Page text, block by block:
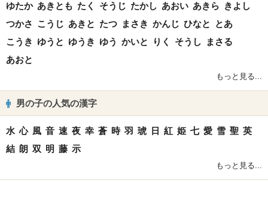
ゆたか あきとも たく そうじ たかし あおい あきら きよし
つかさ こうじ あきと たつ まさき かんじ ひなと
とあ
こうき ゆうと ゆうき ゆう かいと りく そうし
まさる
あおと
もっと見る...
男の子の人気の漢字
水 心 風 音 速 夜 幸 蒼 時 羽 琥 日 紅 姫 七 愛 雪 聖 英
結 朗 双 明 藤 示
もっと見る...